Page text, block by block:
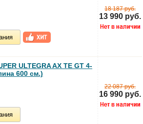
18 187 руб.
13 990 руб.
ULTEGRA AX TE GT 4-
600 см.)
22 087 руб.
16 990 руб.